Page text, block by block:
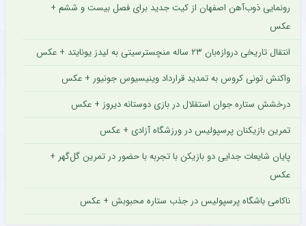
رونمایی ذوب‌آهن اصفهان از کیت جدید برای فصل بیست و ششم +
عکس
انتقال تاریخی دروازه‌بان ۲۳ ساله منچسترسیتی به لیدز یونایتد + عکس
واکنش تونی کروس به تمدید قرارداد وینیسیوس جونیور + عکس
درخشش ستاره جوان استقلال در بازی دوستانه دیروز + عکس
تمرین بازیکنان پرسپولیس در ورزشگاه آزادی + عکس
پایان شایعات جدایی دو بازیکن با تجربه با حضور در تمرین گل‌گهر +
عکس
ناکامی باشگاه پرسپولیس در جذب ستاره محبوبش + عکس